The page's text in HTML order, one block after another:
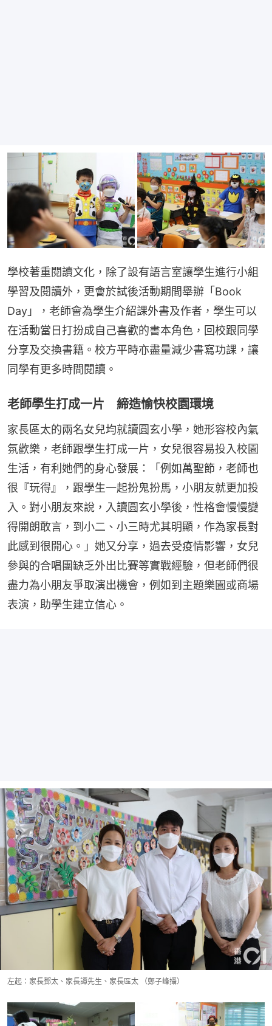
學校著重閱讀文化，除了設有語言室讓學生進行小組
學習及閱讀外，更會於試後活動期間舉辦「Book
Day」，老師會為學生介紹課外書及作者，學生可以
在活動當日打扮成自己喜歡的書本角色，回校跟同學
分享及交換書籍。校方平時亦盡量減少書寫功課，讓
同學有更多時間閱讀。
老師學生打成一片 締造愉快校園環境
家長區太的兩名女兒均就讀圓玄小學，她形容校內氣
氛歡樂，老師跟學生打成一片，女兒很容易投入校園
生活，有利她們的身心發展：「例如萬聖節，老師也
很『玩得』，跟學生一起扮鬼扮馬，小朋友就更加投
入。對小朋友來說，入讀圓玄小學後，性格會慢慢變
得開朗敢言，到小二、小三時尤其明顯，作為家長對
此感到很開心。」她又分享，過去受疫情影響，女兒
參與的合唱團缺乏外出比賽等實戰經驗，但老師們很
盡力為小朋友爭取演出機會，例如到主題樂園或商場
表演，助學生建立信心。
左起：家長鄧太、家長譚先生、家長區太 （鄭子峰攝）